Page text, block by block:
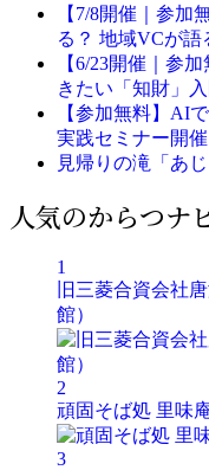
【7/8開催｜参加
る？ 地域VCが語
【6/23開催｜参
きたい「知財」
【参加無料】AI
実践セミナー開催
見帰りの滝「あ
人気のからつナ
1
旧三菱合資会社
館）
2
頑固そば処 里味
3